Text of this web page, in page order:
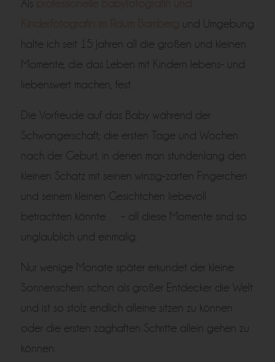
Als
und Umgebung
halte ich seit 15 Jahren all die großen und kleinen
Momente, die das Leben mit Kindern lebens- und
liebenswert machen, fest.
Die Vorfreude auf das Baby während der
Schwangerschaft; die ersten Tage und Wochen
nach der Geburt, in denen man stundenlang den
kleinen Schatz mit seinen winzig-zarten Fingerchen
und seinem kleinen Gesichtchen liebevoll
betrachten könnte… – all diese Momente sind so
unglaublich und einmalig.
Nur wenige Monate später erkundet der kleine
Sonnenschein schon als großer Entdecker die Welt
und ist so stolz endlich alleine sitzen zu können
oder die ersten zaghaften Schritte allein gehen zu
können.